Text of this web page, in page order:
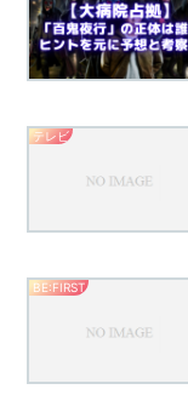
テレビ
BE:FIRST